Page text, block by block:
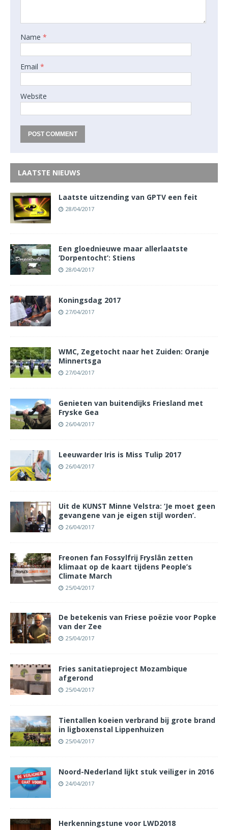
Name *
Email *
Website
LAATSTE NIEUWS
Laatste uitzending van GPTV een feit
28/04/2017
Een gloednieuwe maar allerlaatste
‘Dorpentocht’: Stiens
28/04/2017
Koningsdag 2017
27/04/2017
WMC, Zegetocht naar het Zuiden: Oranje
Minnertsga
27/04/2017
Genieten van buitendijks Friesland met
Fryske Gea
26/04/2017
Leeuwarder Iris is Miss Tulip 2017
26/04/2017
Uit de KUNST Minne Velstra: ‘Je moet geen
gevangene van je eigen stijl worden’.
26/04/2017
Freonen fan Fossylfrij Fryslân zetten
klimaat op de kaart tijdens People’s
Climate March
25/04/2017
De betekenis van Friese poëzie voor Popke
van der Zee
25/04/2017
Fries sanitatieproject Mozambique
afgerond
25/04/2017
Tientallen koeien verbrand bij grote brand
in ligboxenstal Lippenhuizen
25/04/2017
Noord-Nederland lijkt stuk veiliger in 2016
24/04/2017
Herkenningstune voor LWD2018